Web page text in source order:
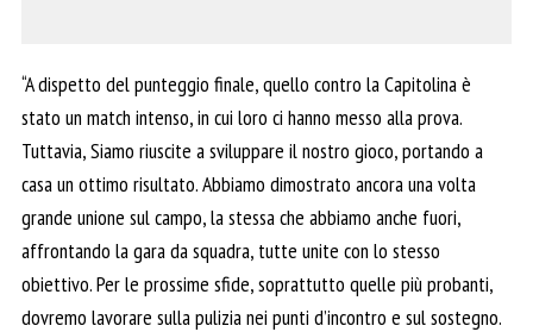
“A dispetto del punteggio finale, quello contro la Capitolina è
stato un match intenso, in cui loro ci hanno messo alla prova.
Tuttavia, Siamo riuscite a sviluppare il nostro gioco, portando a
casa un ottimo risultato. Abbiamo dimostrato ancora una volta
grande unione sul campo, la stessa che abbiamo anche fuori,
affrontando la gara da squadra, tutte unite con lo stesso
obiettivo. Per le prossime sfide, soprattutto quelle più probanti,
dovremo lavorare sulla pulizia nei punti d’incontro e sul sostegno.